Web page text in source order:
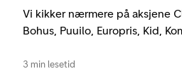
Vi kikker nærmere på aksjene
Bohus, Puuilo, Europris, Kid,
3 min lesetid